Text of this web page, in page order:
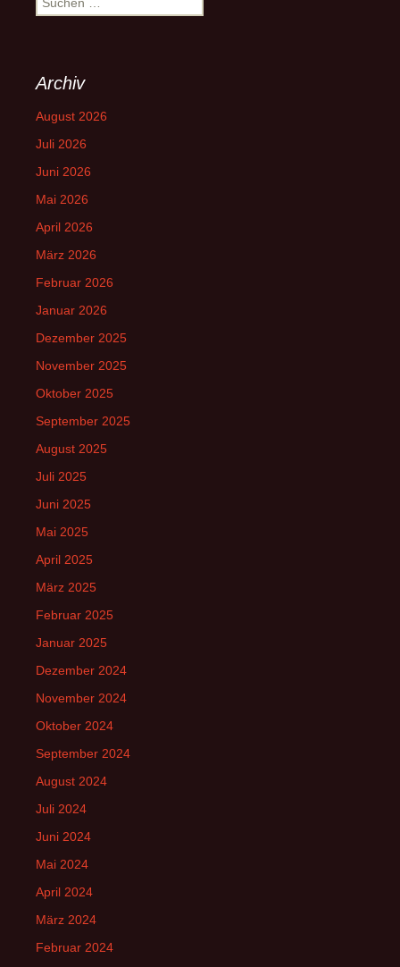
nach:
Archiv
August 2026
Juli 2026
Juni 2026
Mai 2026
April 2026
März 2026
Februar 2026
Januar 2026
Dezember 2025
November 2025
Oktober 2025
September 2025
August 2025
Juli 2025
Juni 2025
Mai 2025
April 2025
März 2025
Februar 2025
Januar 2025
Dezember 2024
November 2024
Oktober 2024
September 2024
August 2024
Juli 2024
Juni 2024
Mai 2024
April 2024
März 2024
Februar 2024